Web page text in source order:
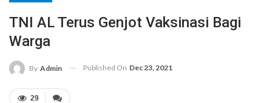
TNI AL Terus Genjot Vaksinasi Bagi
Warga
By Admin Published On Dec 23, 2021
29